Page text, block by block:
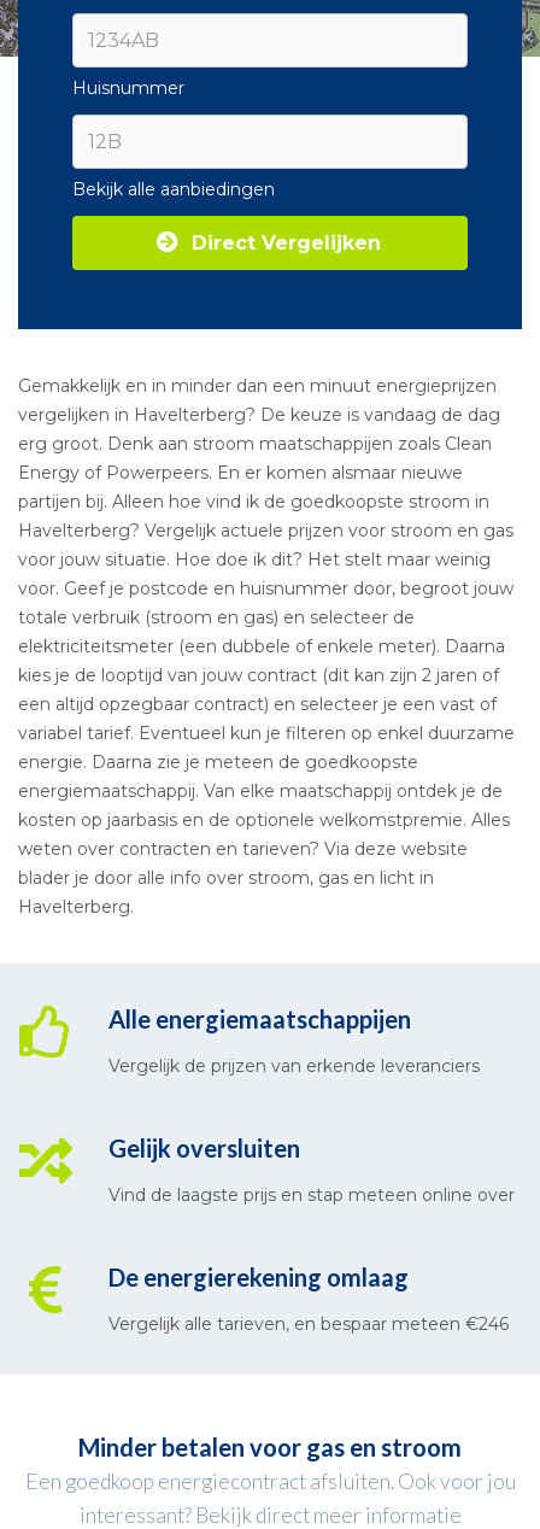
Huisnummer
Bekijk alle aanbiedingen
Direct Vergelijken
Gemakkelijk en in minder dan een minuut energieprijzen
vergelijken in Havelterberg? De keuze is vandaag de dag
erg groot. Denk aan stroom maatschappijen zoals Clean
Energy of Powerpeers. En er komen alsmaar nieuwe
partijen bij. Alleen hoe vind ik de goedkoopste stroom in
Havelterberg? Vergelijk actuele prijzen voor stroom en gas
voor jouw situatie. Hoe doe ik dit? Het stelt maar weinig
voor. Geef je postcode en huisnummer door, begroot jouw
totale verbruik (stroom en gas) en selecteer de
elektriciteitsmeter (een dubbele of enkele meter). Daarna
kies je de looptijd van jouw contract (dit kan zijn 2 jaren of
een altijd opzegbaar contract) en selecteer je een vast of
variabel tarief. Eventueel kun je filteren op enkel duurzame
energie. Daarna zie je meteen de goedkoopste
energiemaatschappij. Van elke maatschappij ontdek je de
kosten op jaarbasis en de optionele welkomstpremie. Alles
weten over contracten en tarieven? Via deze website
blader je door alle info over stroom, gas en licht in
Havelterberg.
Alle energiemaatschappijen
Vergelijk de prijzen van erkende leveranciers
Gelijk oversluiten
Vind de laagste prijs en stap meteen online over
De energierekening omlaag
Vergelijk alle tarieven, en bespaar meteen €246
Minder betalen voor gas en stroom
Een goedkoop energiecontract afsluiten. Ook voor jou
interessant? Bekijk direct meer informatie